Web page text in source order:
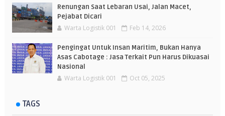
Renungan Saat Lebaran Usai, Jalan Macet,
Pejabat Dicari
Warta Logistik 001 Feb 14, 2026
Pengingat Untuk Insan Maritim, Bukan Hanya
Asas Cabotage : Jasa Terkait Pun Harus Dikuasai
Nasional
Warta Logistik 001 Oct 05, 2025
TAGS